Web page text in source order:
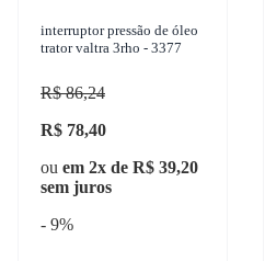
interruptor pressão de óleo
trator valtra 3rho - 3377
R$ 86,24
R$ 78,40
ou em 2x de R$ 39,20
sem juros
- 9%